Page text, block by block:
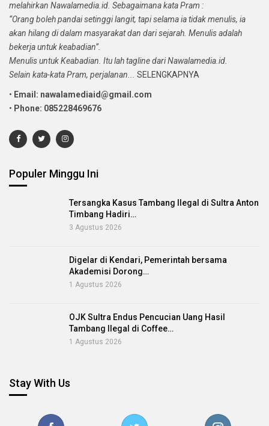
melahirkan Nawalamedia.id. Sebagaimana kata Pram :
“Orang boleh pandai setinggi langit, tapi selama ia tidak menulis, ia
akan hilang di dalam masyarakat dan dari sejarah. Menulis adalah
bekerja untuk keabadian”.
Menulis untuk Keabadian. Itu lah tagline dari Nawalamedia.id.
Selain kata-kata Pram, perjalanan... SELENGKAPNYA
• Email: nawalamediaid@gmail.com
• Phone: 085228469676
Populer Minggu Ini
Tersangka Kasus Tambang Ilegal di Sultra Anton
Timbang Hadiri…
3 Agustus 2026
Digelar di Kendari, Pemerintah bersama
Akademisi Dorong…
1 Agustus 2026
OJK Sultra Endus Pencucian Uang Hasil
Tambang Ilegal di Coffee…
1 Agustus 2026
Stay With Us